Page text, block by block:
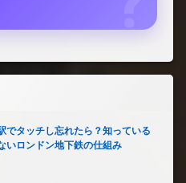
でタッチし忘れたら？知っている
いロンドン地下鉄の仕組み